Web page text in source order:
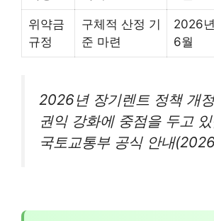
위약금
규정
구체적 산정 기
준 마련
2026년
6월
2026년 장기렌트 정책 개
권익 강화에 중점을 두고
국토교통부 공식 안내